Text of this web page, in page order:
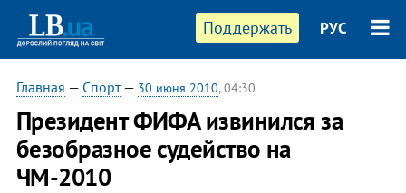
Поддержать РУС
Главная — Спорт— 30 июня 2010, 04:30
Президент ФИФА извинился за
безобразное судейство на
ЧМ-2010